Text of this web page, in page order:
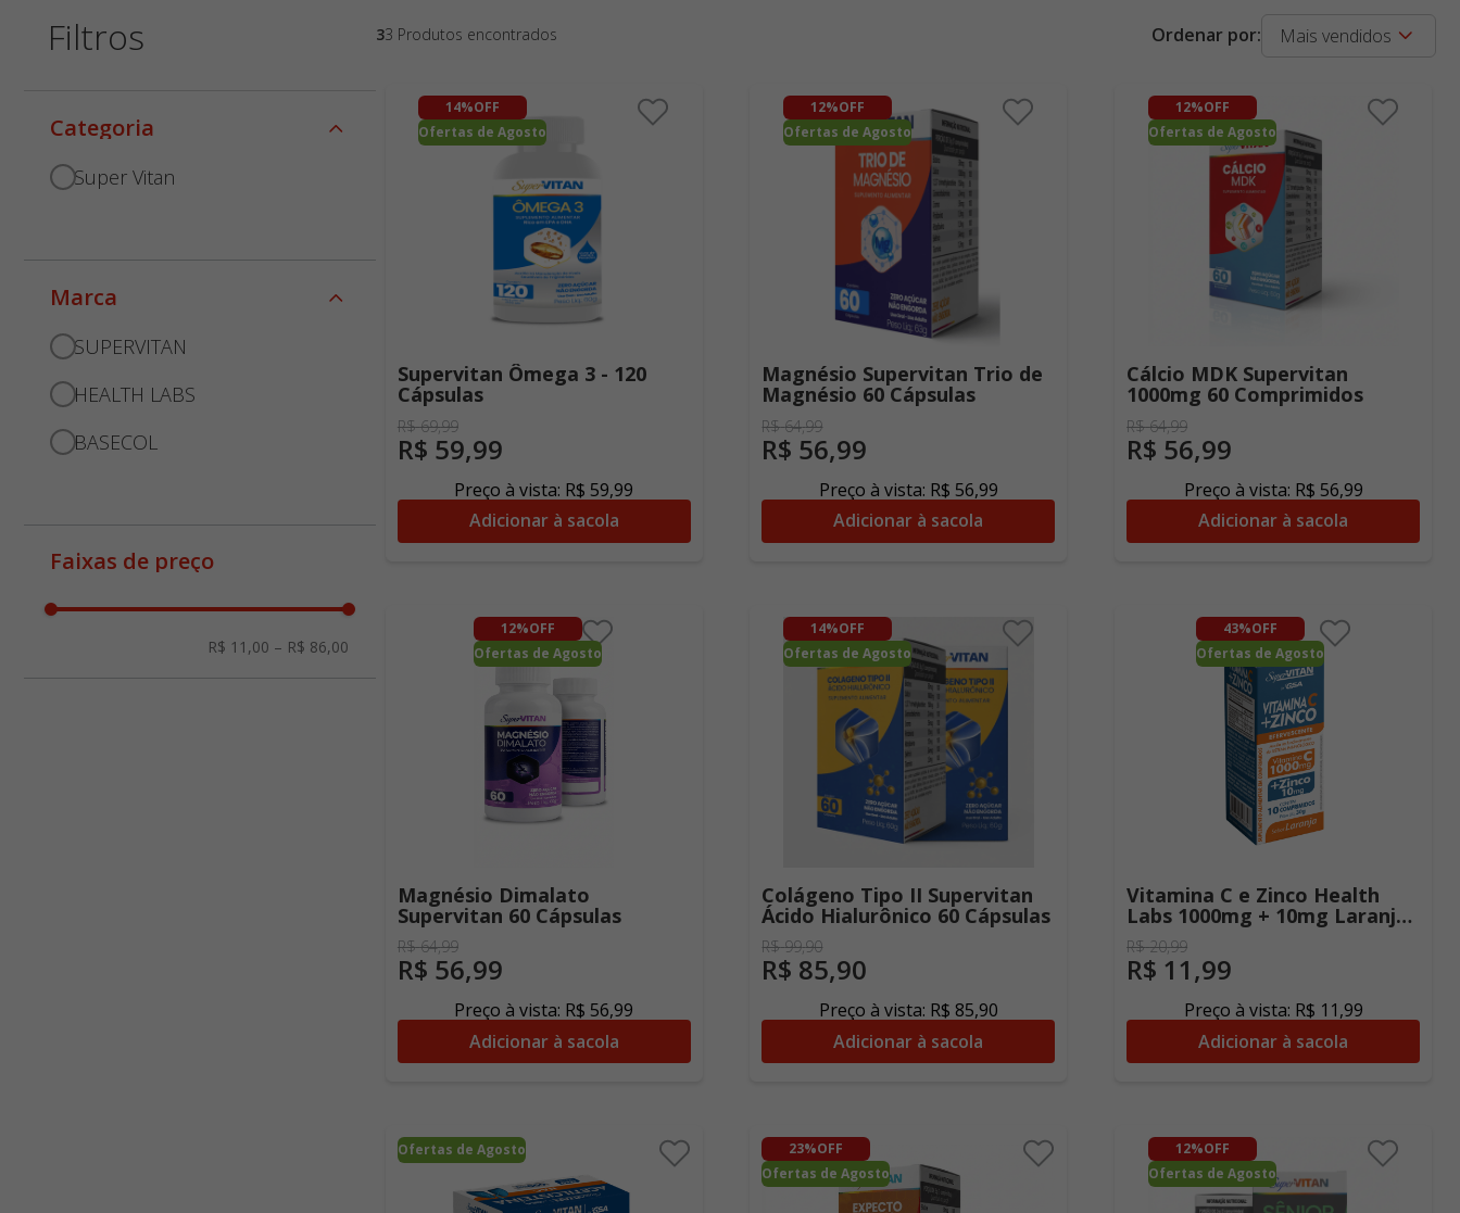
Filtros
categoria
Super Vitan
marca
SUPERVITAN
HEALTH LABS
BASECOL
faixas de preço
R$ 11,00 – R$ 86,00
33 Produtos encontrados Mais vendidos
14%OFF
Ofertas de Agosto
Supervitan Ômega 3 - 120
Cápsulas
R$ 69,99
R$ 59,99
Preço à vista: R$ 59,99
Adicionar à sacola
12%OFF
Ofertas de Agosto
Magnésio Supervitan Trio de
Magnésio 60 Cápsulas
R$ 64,99
R$ 56,99
Preço à vista: R$ 56,99
Adicionar à sacola
12%OFF
Ofertas de Agosto
Cálcio MDK Supervitan
1000mg 60 Comprimidos
R$ 64,99
R$ 56,99
Preço à vista: R$ 56,99
Adicionar à sacola
12%OFF
Ofertas de Agosto
Magnésio Dimalato
Supervitan 60 Cápsulas
R$ 64,99
R$ 56,99
Preço à vista: R$ 56,99
Adicionar à sacola
14%OFF
Ofertas de Agosto
Colágeno Tipo II Supervitan
Ácido Hialurônico 60 Cápsulas
R$ 99,90
R$ 85,90
Preço à vista: R$ 85,90
Adicionar à sacola
43%OFF
Ofertas de Agosto
Vitamina C e Zinco Health
Labs 1000mg + 10mg Laranja
10 Comprimidos
Efervescentes
R$ 20,99
R$ 11,99
Preço à vista: R$ 11,99
Adicionar à sacola
Ofertas de Agosto 23%OFF
Ofertas de Agosto
12%OFF
Ofertas de Agosto